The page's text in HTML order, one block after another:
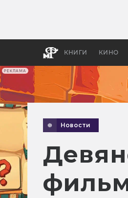
РЕКЛАМА
КНИГИ КИНО
Новости